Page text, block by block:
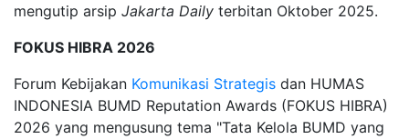
mengutip arsip Jakarta Daily terbitan Oktober 2025.
FOKUS HIBRA 2026
Forum Kebijakan Komunikasi Strategis dan HUMAS
INDONESIA BUMD Reputation Awards (FOKUS HIBRA)
2026 yang mengusung tema "Tata Kelola BUMD yang